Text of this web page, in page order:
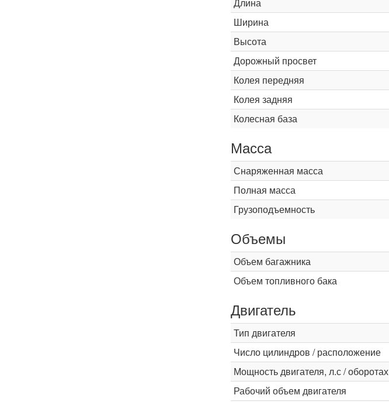
Ширина
Высота
Дорожный просвет
Колея передняя
Колея задняя
Колесная база
Масса
Снаряженная масса
Полная масса
Грузоподъемность
Объемы
Объем багажника
Объем топливного бака
Двигатель
Тип двигателя
Число цилиндров / расположение
Мощность двигателя, л.с / оборотах
Рабочий объем двигателя